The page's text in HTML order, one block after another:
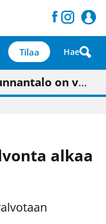
Tilaa Hae
painojäljen laatuna lehdessä
on valoisa
keskustavisiotyön”
kuin kaupungissa"
alkaa